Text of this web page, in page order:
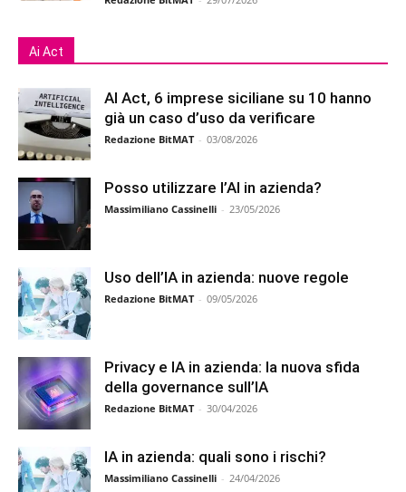
Ai Act
AI Act, 6 imprese siciliane su 10 hanno
già un caso d’uso da verificare
Redazione BitMAT - 03/08/2026
Posso utilizzare l’AI in azienda?
Massimiliano Cassinelli - 23/05/2026
Uso dell’IA in azienda: nuove regole
Redazione BitMAT - 09/05/2026
Privacy e IA in azienda: la nuova sfida
della governance sull’IA
Redazione BitMAT - 30/04/2026
IA in azienda: quali sono i rischi?
Massimiliano Cassinelli - 24/04/2026